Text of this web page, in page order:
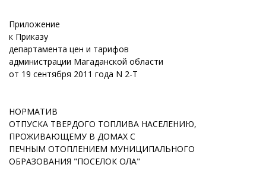
Приложение
к Приказу
департамента цен и тарифов
администрации Магаданской области
от 19 сентября 2011 года N 2-Т
НОРМАТИВ
ОТПУСКА ТВЕРДОГО ТОПЛИВА НАСЕЛЕНИЮ,
ПРОЖИВАЮЩЕМУ В ДОМАХ С
ПЕЧНЫМ ОТОПЛЕНИЕМ МУНИЦИПАЛЬНОГО
ОБРАЗОВАНИЯ "ПОСЕЛОК ОЛА"